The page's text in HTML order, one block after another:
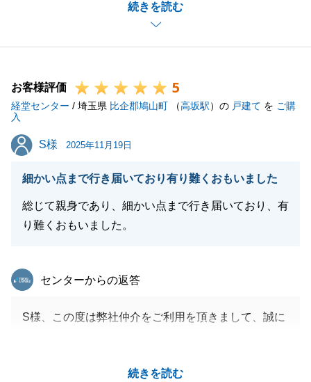
続きを読む
の豊かな時間のお手伝いができたのであれば、これ以
上の喜びはございません。
ひとえに、私の提案を信頼してくださった買主様のお
弊社、そして私への最大級の賛辞を胸に、これからも
精進してまいります。_また何かお困りごとがござい
ざいます。
ものとなりますよう、心よりお祈り申し上げます。
お客様評価 5
経堂センター / 埼玉県 比企郡鳩山町 （高坂駅）の 戸建て を ご購
入
S様
S様 2025年11月19日
細かい点まで行き届いており有り難くおもいました
総じて親身であり、細かい点まで行き届いており、有
り難くおもいました。
続きを読む
東急リバブル
センターからの返答
S様、この度は弊社仲介をご利用を頂きまして、誠に
金の流れと日程を合わせるために多々なるご協力を頂